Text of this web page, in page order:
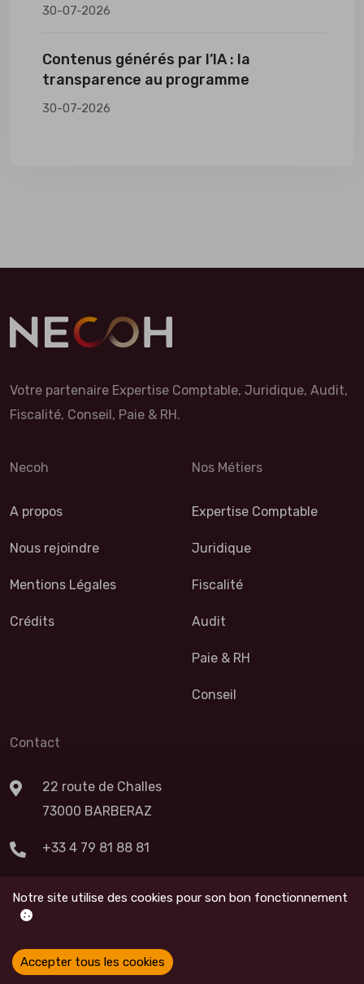
Notre site utilise des cookies pour son bon fonctionnement
Accepter tous les cookies
30-07-2026
Contenus générés par l’IA : la
transparence au programme
30-07-2026
Votre partenaire Expertise Comptable, Juridique, Audit,
Fiscalité, Conseil, Paie & RH.
Necoh
A propos
Nous rejoindre
Mentions Légales
Crédits
Nos Métiers
Expertise Comptable
Juridique
Fiscalité
Audit
Paie & RH
Conseil
Contact
22 route de Challes
73000 BARBERAZ
+33 4 79 81 88 81